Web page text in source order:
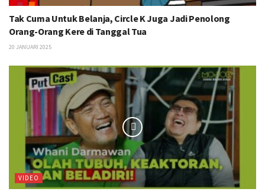
Tak Cuma Untuk Belanja, Circle K Juga Jadi Penolong
Orang-Orang Kere di Tanggal Tua
20 JANUARI 2025
VIDEO